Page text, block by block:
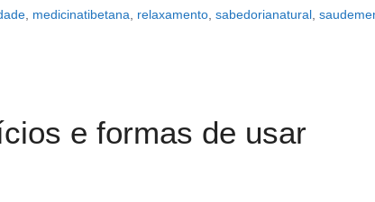
medicinatibetana relaxamento ,sabedorianatural ,
e formas de usar